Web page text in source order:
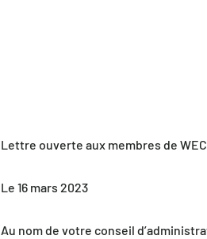
Lettre ouverte aux membres de
Le 16 mars 2023
Au nom de votre conseil